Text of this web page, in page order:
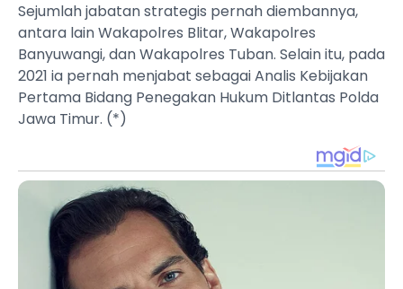
Sejumlah jabatan strategis pernah diembannya,
antara lain Wakapolres Blitar, Wakapolres
Banyuwangi, dan Wakapolres Tuban. Selain itu, pada
2021 ia pernah menjabat sebagai Analis Kebijakan
Pertama Bidang Penegakan Hukum Ditlantas Polda
Jawa Timur. (*)